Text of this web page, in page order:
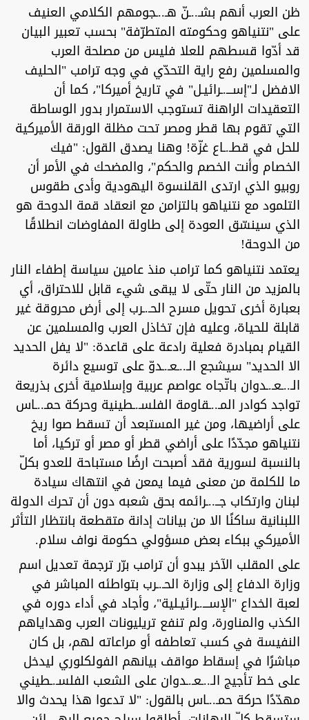
ظن العرب أنهم بشـ..ـنّ هـ..ـجومهم الكلامي العنيف
على "نتنياهو وحكومته المتطرّفة" بحسب تعبير البيان
قد أدّوا قسطهم للعلا فليس من مصلحة العرب
والمسلمين رفع راية التحدّي في وجه ترامب "الحليف
الافضل لـ"إســـ.ـرائيـل" في تاريخ أميركا"، كما أن
التعقيدات الراهنة تستوجب الاستمرار بدور الوساطة
التي تقوم بها قطر ومصر تحت مظلة الورقة الأميركية
للحل في قطـ.ـاع غزّة! وهنا يصدق القول: "فيك
الخصام وأنت الخصم والحكم"، والمضحك في الأمر أن
روبيو الذي ارتدى القلنسوة اليهودية وأدى طقوس
التلمود مع نتنياهو بالتزامن مع انعقاد قمة الدوحة هو
الذي سينسّق العودة إلى طاولة المفاوضات انطلاقًا
من الدوحة!
يعتمد نتنياهو كما ترامب منذ عامين سياسة إطفاء النار
بالمزيد من النار حتّى لا يبقى شيء قابل للاحتراق، أي
بعبارة أخرى تحويل مسرح الحـ.ـرب إلى أرض محروقة غير
قابلة للحياة، وعليه فإن تخاذل العرب والمسلمين عن
القيام بمبادرة فعلية رادعة على قاعدة: "لا يفل الحديد
الا الحديد" سيشجع الـ..ـعـ.ـدوّ على توسيع دائرة
الـ..ـعـ.ـدوان باتّجاه عواصم عربية وإسلامية أخرى بذريعة
تواجد كوادر المـ..ـقاومة الفلسـ.ـطينية وحركة حمـ..ـاس
على أراضيها، ومن غير المستبعد أن تسقط صوا ريخ
نتنياهو مجدّدًا على أراضي قطر أو مصر أو تركيا، أما
بالنسبة لسورية فقد أصبحت ارضًا مستباحة للعدو بكلّ
ما للكلمة من معنى فيما يمعن في انتهاك سيادة
لبنان وارتكاب جــ..ـرائمه بحق شعبه دون أن تحرك الدولة
اللبنانية ساكنًا الا من بيانات إدانة متقطعة بانتظار التأثر
الأميركي ببكاء بعض مسؤولي حكومة نواف سلام.
على المقلب الآخر يبدو أن ترامب برّر ترجمة تعديل اسم
وزارة الدفاع إلى وزارة الحـ.ـرب بتواطئه المباشر في
لعبة الخداع "الإســـ.ـرائيـلية"، وأجاد في أداء دوره في
الكذب والمناورة، ولم تنفع تريليونات العرب وهداياهم
النفيسة في كسب تعاطفه أو مراعاته لهم، بل كان
مباشرًا في إسقاط مواقف بيانهم الفولكلوري ليدخل
على خط تأجيج الـ..ـعـ.ـدوان على الشعب الفلسـ.ـطيني
مهدّدًا حركة حمـ..ـاس بالقول: "لا تدعوا هذا يحدث والا